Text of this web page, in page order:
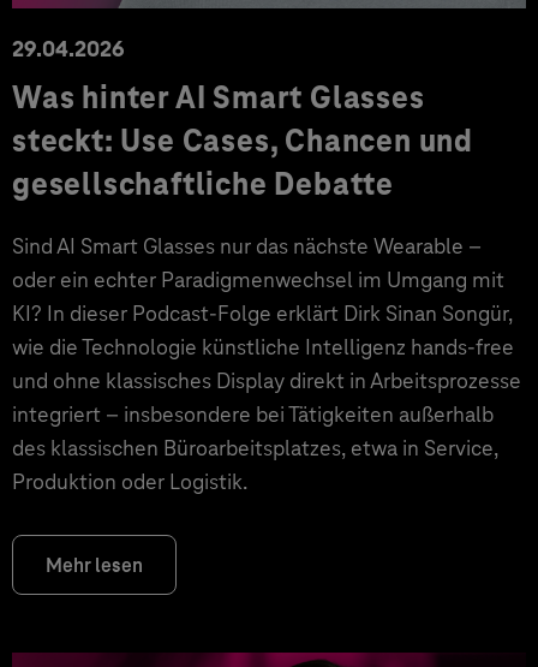
29.04.2026
Was hinter AI Smart Glasses
steckt: Use Cases, Chancen und
gesellschaftliche Debatte
Sind AI Smart Glasses nur das nächste Wearable –
oder ein echter Paradigmenwechsel im Umgang mit
KI? In dieser Podcast-Folge erklärt Dirk Sinan Songür,
wie die Technologie künstliche Intelligenz hands-free
und ohne klassisches Display direkt in Arbeitsprozesse
integriert – insbesondere bei Tätigkeiten außerhalb
des klassischen Büroarbeitsplatzes, etwa in Service,
Produktion oder Logistik.
Mehr lesen